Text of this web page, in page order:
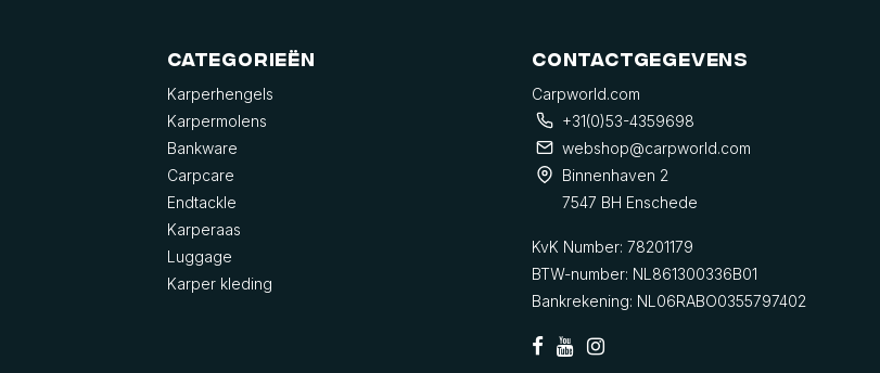
Categorieën
Karperhengels
Karpermolens
Bankware
Carpcare
Endtackle
Karperaas
Luggage
Karper kleding
Contactgegevens
Carpworld.com
+31(0)53-4359698
webshop@carpworld.com
Binnenhaven 2
7547 BH Enschede
KvK Number: 78201179
BTW-number: NL861300336B01
Bankrekening: NL06RABO0355797402